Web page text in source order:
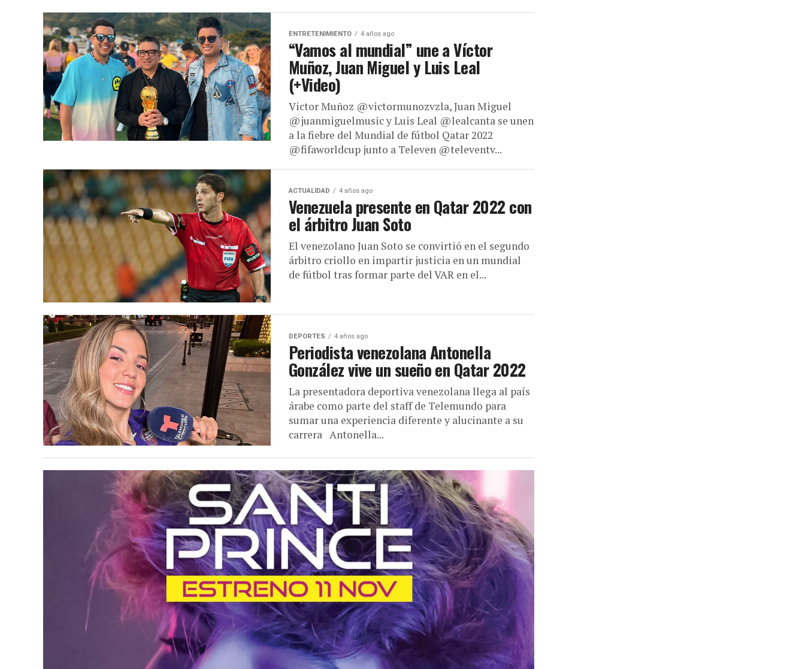
ENTRETENIMIENTO 4 años ago
“Vamos al mundial” une a Víctor
Muñoz, Juan Miguel y Luis Leal
(+Video)
Victor Muñoz @victormunozvzla, Juan Miguel
@juanmiguelmusic y Luis Leal @lealcanta se unen
a la fiebre del Mundial de fútbol Qatar 2022
@fifaworldcup junto a Televen @televentv...
ACTUALIDAD 4 años ago
Venezuela presente en Qatar 2022 con
el árbitro Juan Soto
El venezolano Juan Soto se convirtió en el segundo
árbitro criollo en impartir justicia en un mundial
de fútbol tras formar parte del VAR en el...
DEPORTES 4 años ago
Periodista venezolana Antonella
González vive un sueño en Qatar 2022
La presentadora deportiva venezolana llega al país
árabe como parte del staff de Telemundo para
sumar una experiencia diferente y alucinante a su
carrera Antonella...